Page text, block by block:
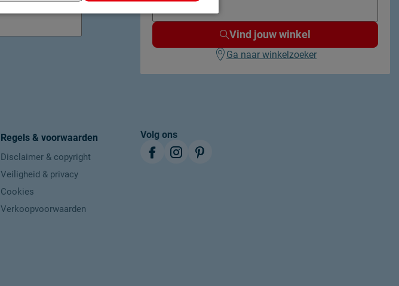
Vind jouw winkel
Ga naar winkelzoeker
Regels & voorwaarden
Disclaimer & copyright
Veiligheid & privacy
Cookies
Verkoopvoorwaarden
Volg ons